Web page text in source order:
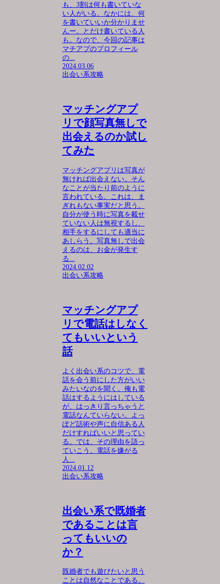
も、3割は何も書いていな
い人がいる。なかには、何
を書いていいか分かりませ
んー。とだけ書いている人
も。なので、今回の記事は
マチアプのプロフィール
の...
2024.03.06
出会い系攻略
マッチングアプ
リで顔写真無しで
出会えるのか試し
てみた
マッチングアプリは写真が
無ければ出会えない。そん
なことが当たり前のように
言われている。これは、ま
ぎれもない事実だと思う。
自分が使う時に写真を載せ
ていない人は無視するし、
相手をするにしても適当に
あしらう。写真無しで出会
えるのは、お金が発生す
る...
2024.02.02
出会い系攻略
マッチングアプ
リで電話はしなく
てもいいという
話
よく出会い系のコツで、電
話を会う前にした方がいい
みたいなのを聞く。俺も電
話はするようにはしている
が、はっきり言っちゃうと
電話なんていらない。よっ
ぽど話術や声に自信ある人
だけすればいいと思ってい
る。では、その理由を語っ
ていこう。電話を嫌がる
人...
2024.01.12
出会い系攻略
出会い系で既婚者
であることは言
ってもいいの
か？
既婚者でも遊びたいと思う
ことは自然なことである。